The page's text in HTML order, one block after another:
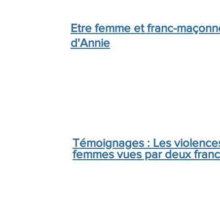
Etre femme et franc-
d'Annie
Témoignages : Les
femmes vues par deux